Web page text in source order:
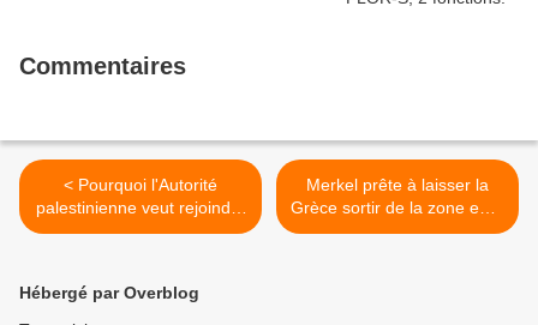
Commentaires
< Pourquoi l'Autorité
palestinienne veut rejoindre
la CPI
Merkel prête à laisser la
Grèce sortir de la zone euro
>
Hébergé par Overblog